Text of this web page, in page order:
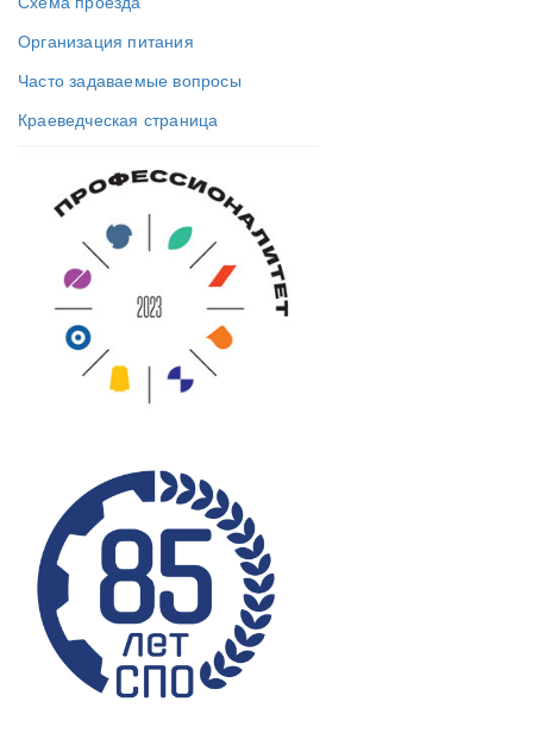
Организация питания
Часто задаваемые вопросы
Краеведческая страница